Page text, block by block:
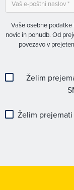
Vaše osebne
novic in ponudb. Od
povezavo v
Želim
Želim